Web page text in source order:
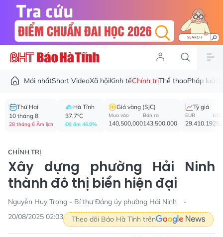
Mới nhấtShort VideoXã hộiKinh tếChính trịThể thaoPháp luật
Thứ Hai
10 tháng 8
28 tháng 6 Âm lịch
Hà Tĩnh
37.7°C
Độ ẩm 46.9%
Giá vàng (SJC)
Mua vào
140,500,000
Bán ra
143,500,000
Tỷ giá
EUR
29,410.19
USD
CHÍNH TRỊ
Xây dựng phường Hải Ninh
thành đô thị biển hiện đại
Nguyễn Huy Trọng - Bí thư Đảng ủy phường Hải Ninh
20/08/2025 02:03
Theo dõi Báo Hà Tĩnh trên